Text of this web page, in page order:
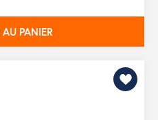
PANIER